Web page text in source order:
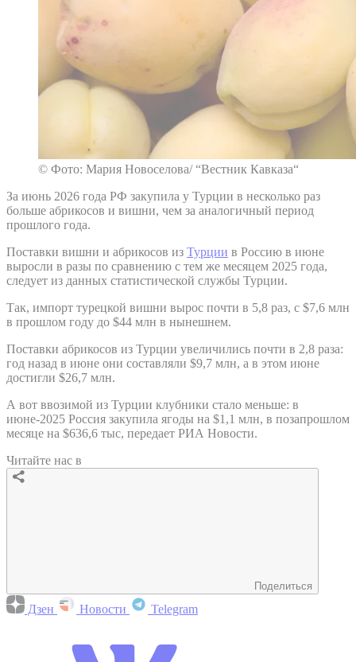
© Фото: Мария Новоселова/ “Вестник Кавказа“
За июнь 2026 года РФ закупила у Турции в несколько раз
больше абрикосов и вишни, чем за аналогичный период
прошлого года.
Поставки вишни и абрикосов из Турции в Россию в июне
выросли в разы по сравнению с тем же месяцем 2025 года,
следует из данных статистической службы Турции.
Так, импорт турецкой вишни вырос почти в 5,8 раз, с $7,6 млн
в прошлом году до $44 млн в нынешнем.
Поставки абрикосов из Турции увеличились почти в 2,8 раза:
год назад в июне они составляли $9,7 млн, а в этом июне
достигли $26,7 млн.
А вот ввозимой из Турции клубники стало меньше: в
июне-2025 Россия закупила ягоды на $1,1 млн, в позапрошлом
месяце на $636,6 тыс, передает РИА Новости.
Читайте нас в
Поделиться
Дзен Новости Telegram